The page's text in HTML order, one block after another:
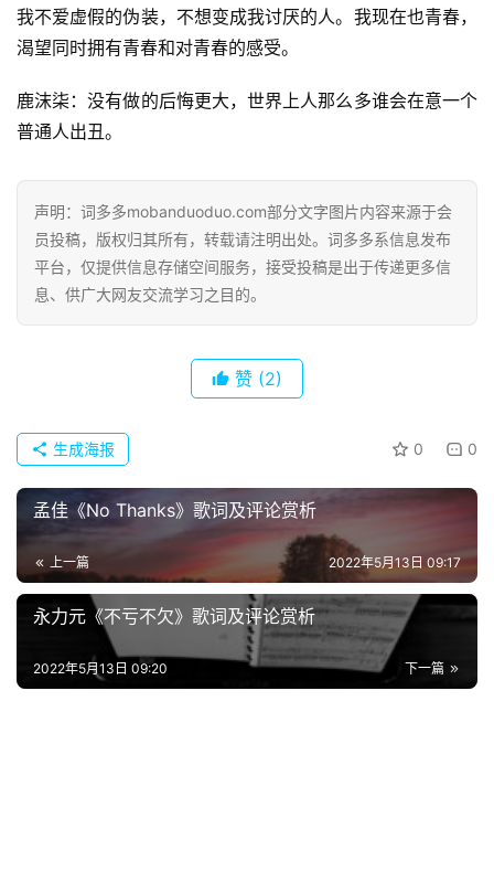
页
我不爱虚假的伪装，不想变成我讨厌的人。我现在也青春，
渴望同时拥有青春和对青春的感受。
鹿沫柒：没有做的后悔更大，世界上人那么多谁会在意一个
普通人出丑。
声明：词多多mobanduoduo.com部分文字图片内容来源于会
员投稿，版权归其所有，转载请注明出处。词多多系信息发布
平台，仅提供信息存储空间服务，接受投稿是出于传递更多信
息、供广大网友交流学习之目的。
赞 (2)
0 0
生成海报
孟佳《No Thanks》歌词及评论赏析
上一篇 2022年5月13日 09:17
永力元《不亏不欠》歌词及评论赏析
下一篇
2022年5月13日 09:20